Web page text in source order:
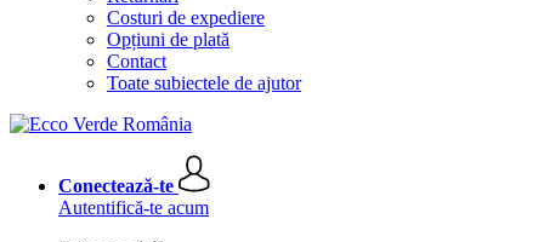
Costuri de expediere
Opțiuni de plată
Contact
Toate subiectele de ajutor
Conectează-te
Autentifică-te acum